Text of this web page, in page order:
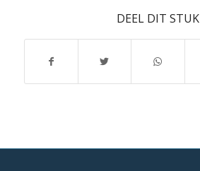
DEEL DIT STUK